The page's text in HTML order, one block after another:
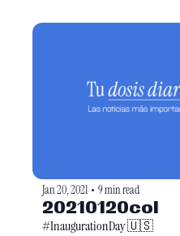
Jan 20, 2021 • 9 min read
20210120col
#InaugurationDay 🇺🇸